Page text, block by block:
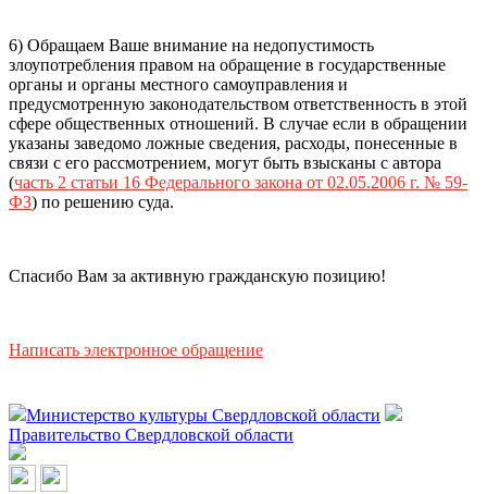
6) Обращаем Ваше внимание на недопустимость
злоупотребления правом на обращение в государственные
органы и органы местного самоуправления и
предусмотренную законодательством ответственность в этой
сфере общественных отношений. В случае если в обращении
указаны заведомо ложные сведения, расходы, понесенные в
связи с его рассмотрением, могут быть взысканы с автора
(часть 2 статьи 16 Федерального закона от 02.05.2006 г. № 59-
ФЗ) по решению суда.
Спасибо Вам за активную гражданскую позицию!
Написать электронное обращение
Министерство культуры Свердловской области
Правительство Свердловской области